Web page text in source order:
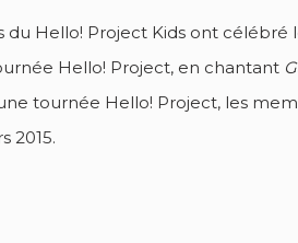
du Hello! Project Kids ont célébré
Hello! Project, en chantant
tournée Hello! Project, les
2015.